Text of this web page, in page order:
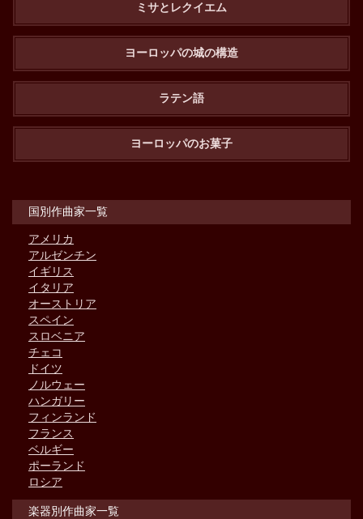
ミサとレクイエム
ヨーロッパの城の構造
ラテン語
ヨーロッパのお菓子
国別作曲家一覧
アメリカ
アルゼンチン
イギリス
イタリア
オーストリア
スペイン
スロベニア
チェコ
ドイツ
ノルウェー
ハンガリー
フィンランド
フランス
ベルギー
ポーランド
ロシア
楽器別作曲家一覧